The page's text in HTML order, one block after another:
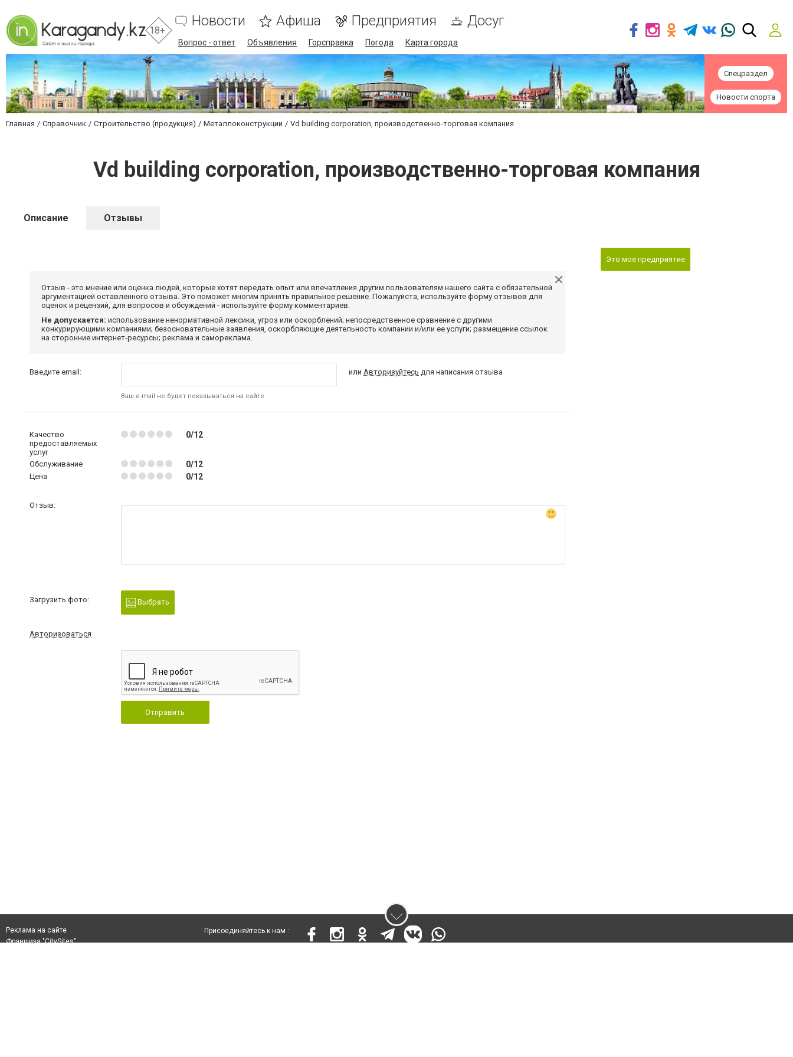
18+
Новости Афиша Предприятия Досуг
Вопрос - ответ Объявления Горсправка Погода Карта города
Спецраздел
Новости спорта
Главная Справочник Строительство (продукция) Металлоконструкции Vd building corporation, производственно-торговая компания
Vd building corporation, производственно-торговая компания
Описание Отзывы
Отзыв - это мнение или оценка людей, которые хотят передать опыт или впечатления другим пользователям нашего сайта с обязательной
аргументацией оставленного отзыва. Это поможет многим принять правильное решение. Пожалуйста, используйте форму отзывов для
оценок и рецензий, для вопросов и обсуждений - используйте форму комментариев.
Не допускается: использование ненормативной лексики, угроз или оскорблений; непосредственное сравнение с другими
конкурирующими компаниями; безосновательные заявления, оскорбляющие деятельность компании и/или ее услуги; размещение ссылок
на сторонние интернет-ресурсы; реклама и самореклама.
Введите email:
Ваш e-mail не будет показываться на сайте
илиАвторизуйтесь для написания отзыва
Качество
предоставляемых
услуг
0/12
Обслуживание 0/12
Цена 0/12
Отзыв:
Загрузить фото: Выбрать
Авторизоваться
Отправить
Это мое предприятие
Реклама на сайте
Франшиза "CitySites"
Присоединяйтесь к нам :